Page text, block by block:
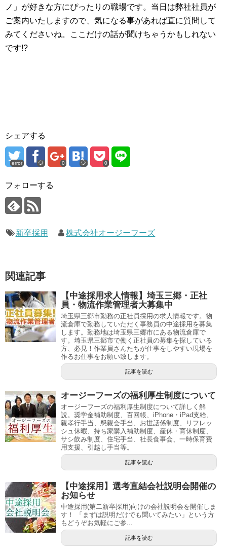
ノ」が好きな方にぴったりの職場です。当日は弊社社員が
ご案内いたしますので、気になる事があれば直に質問して
みてくださいね。ここだけの話が聞けちゃうかもしれない
です!?
シェアする
error 0 0
フォローする
新卒採用 株式会社オージーフーズ
関連記事
【中途採用求人情報】埼玉三郷・正社
員・物流作業管理者大募集中
埼玉県三郷市勤務の正社員採用の求人情報です。物
流倉庫で勤務していただく事務員の中途採用を募集
します。勤務地は埼玉県三郷市にある物流倉庫で
す。埼玉県三郷市で働く正社員の募集を探している
方、必見！作業員さんたちが仕事をしやすい現場を
作るお仕事をお願い致します。
記事を読む
オージーフーズの福利厚生制度について
オージーフーズの福利厚生制度について詳しく解
説。奨学金補助制度、百回帳、iPhone・iPad支給、
親孝行手当、懇親会手当、お世話係制度、リフレッ
シュ休暇、持ち家購入補助制度、産休・育休制度、
サシ飲み制度、住宅手当、社長食事会、一時保育費
用支援、引越し手当等。
記事を読む
【中途採用】選考直結会社説明会開催の
お知らせ
中途採用(第二新卒採用)向けの会社説明会を開催しま
す！ 「まずは説明だけでも聞いてみたい」という方
もどうぞお気軽にご参...
記事を読む